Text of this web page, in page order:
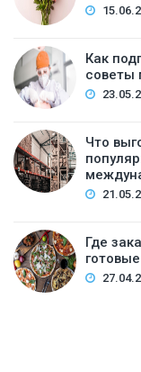
Как
советы
Что
Где